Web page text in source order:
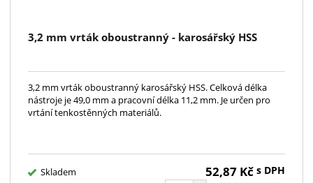
3,2 mm vrták oboustranný - karosářský HSS
3,2 mm vrták oboustranný karosářský HSS. Celková délka
nástroje je 49,0 mm a pracovní délka 11,2 mm. Je určen pro
vrtání tenkostěnných materiálů.
Skladem 52,87 Kč s DPH